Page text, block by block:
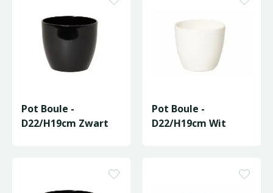
Pot Boule -
D22/H19cm Zwart
Pot Boule -
D22/H19cm Wit